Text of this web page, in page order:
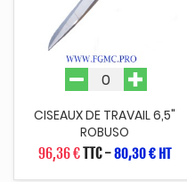
CISEAUX DE TRAVAIL 6,5"
ROBUSO
96,36 €TTC-80,30 € HT